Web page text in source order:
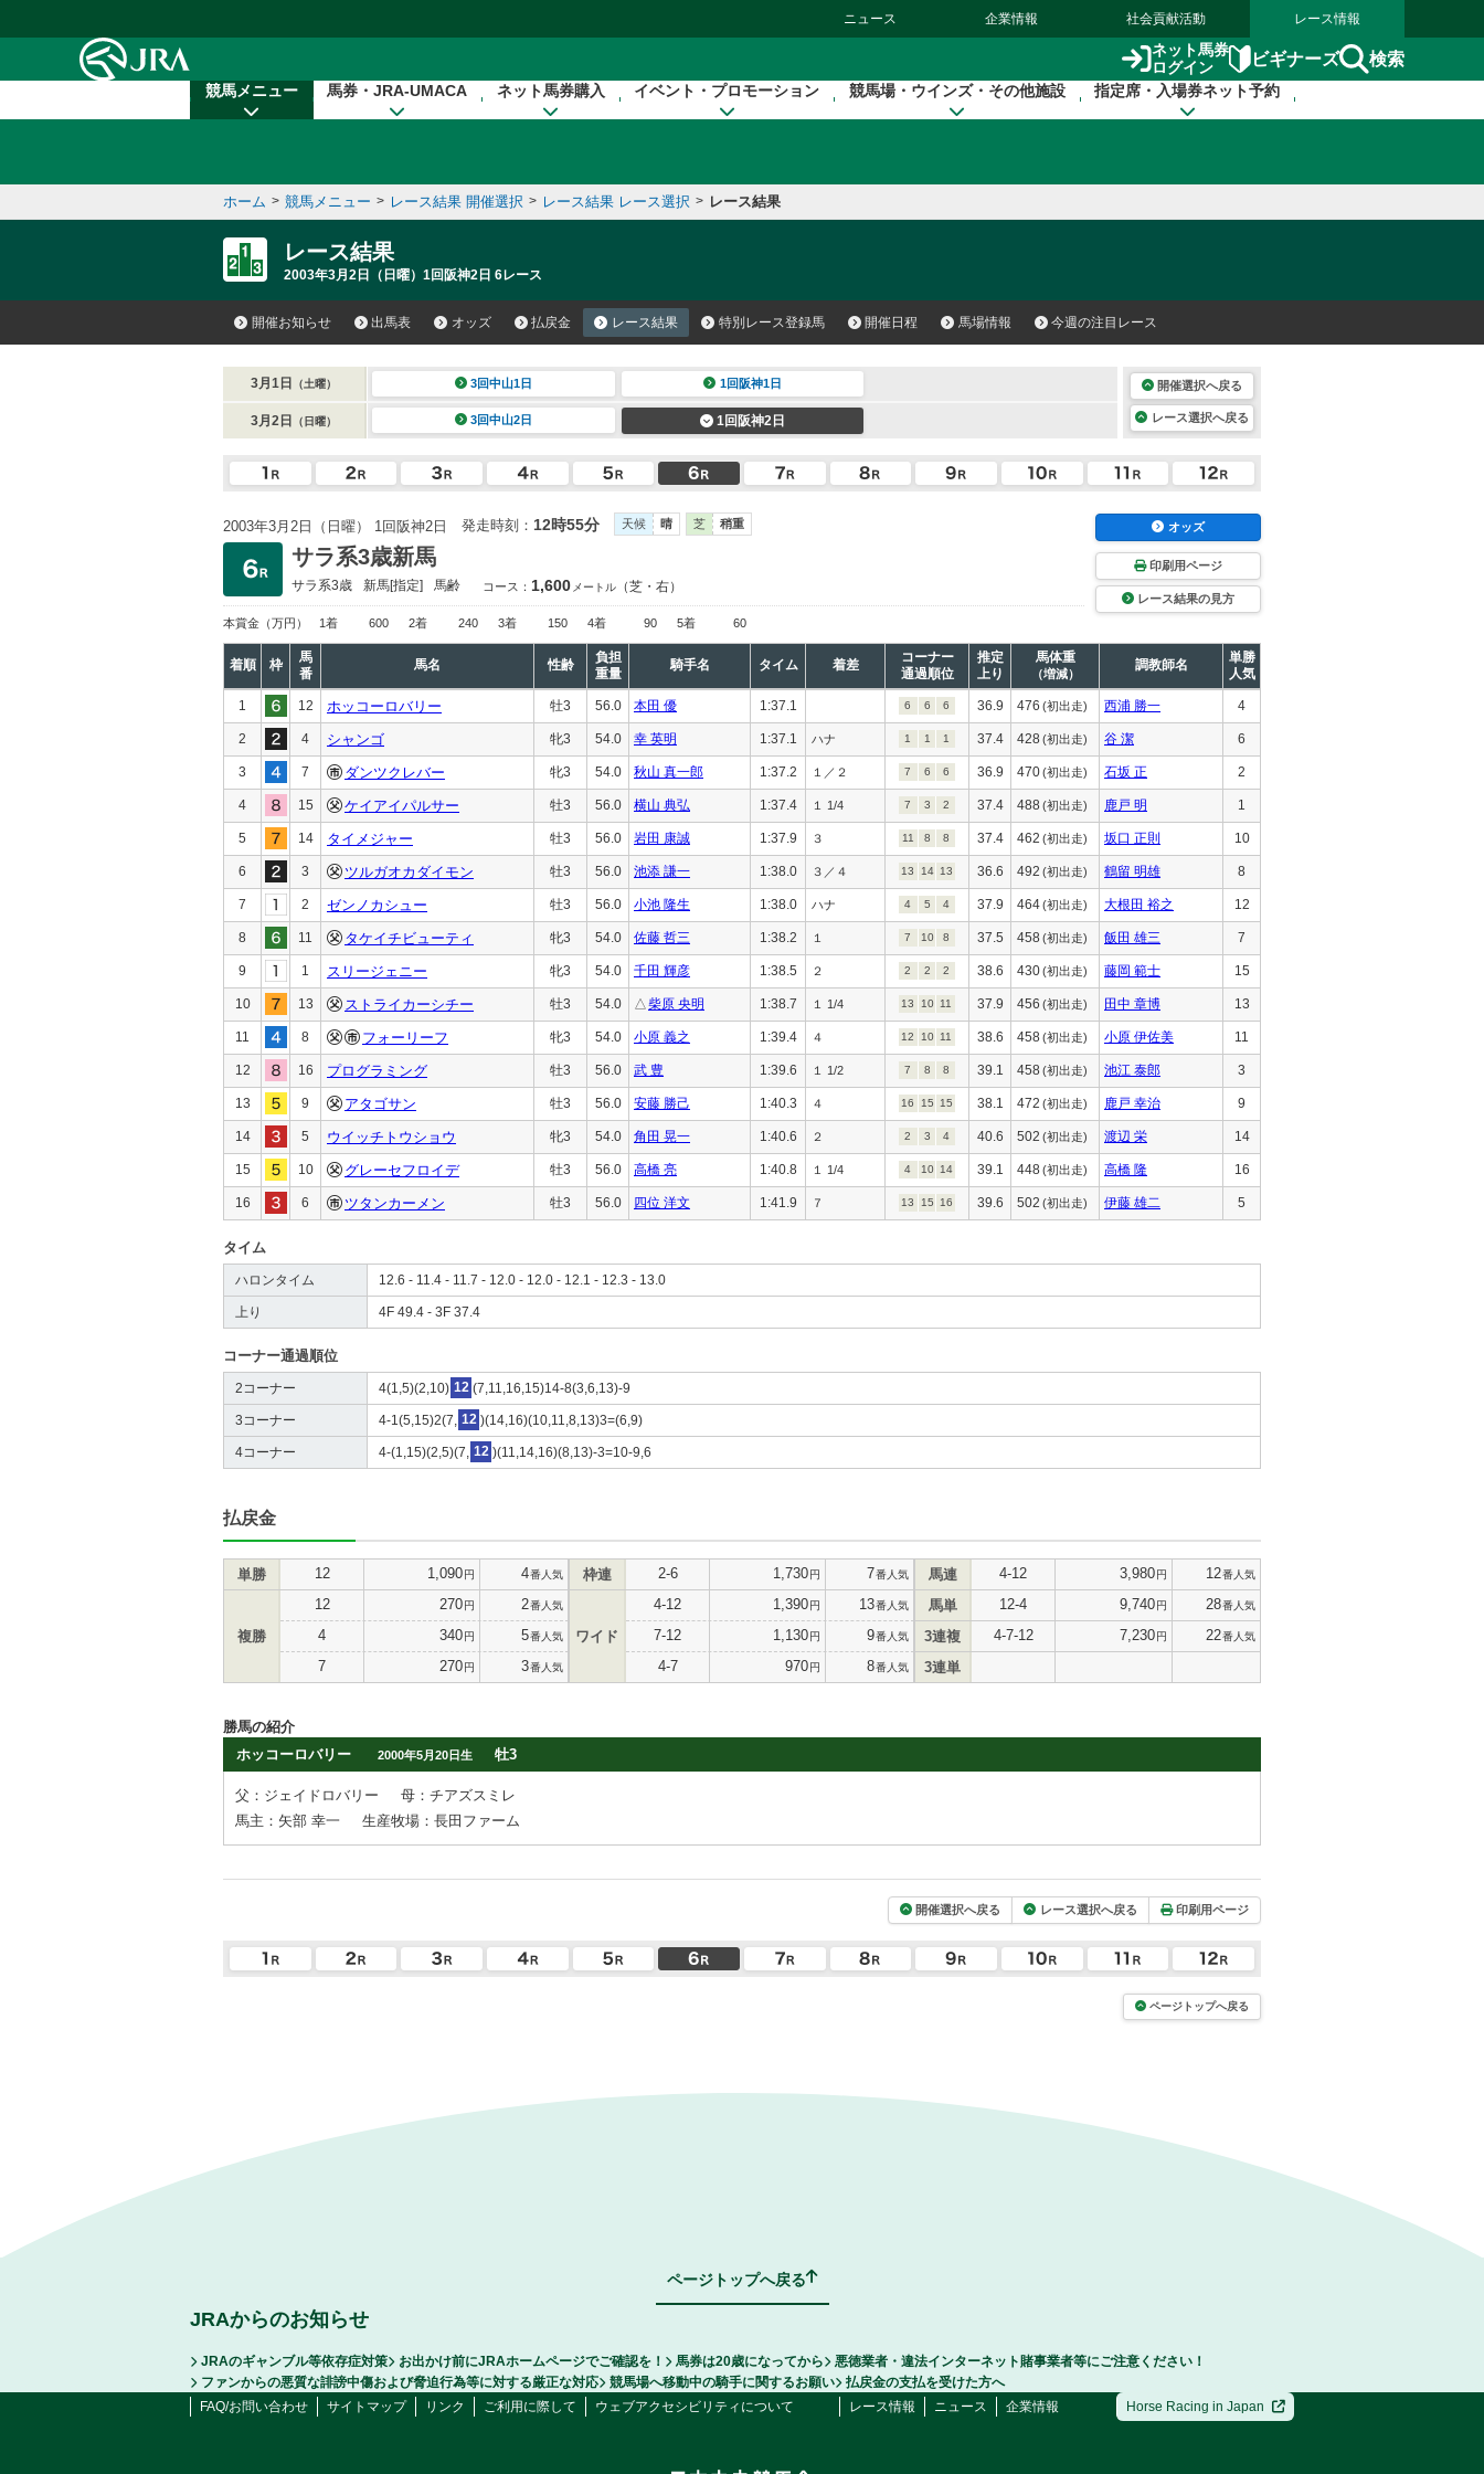
ニュース 企業情報 社会貢献活動 レース情報
ネット馬券
ログイン
ビギナーズ 検索
競馬メニュー 馬券・JRA-UMACA ネット馬券購入 イベント・プロモーション 競馬場・ウインズ・その他施設 指定席・入場券ネット予約
ホーム > 競馬メニュー > レース結果 開催選択 > レース結果 レース選択 > レース結果
レース結果
2003年3月2日（日曜）1回阪神2日 6レース
開催お知らせ 出馬表 オッズ 払戻金 レース結果 特別レース登録馬 開催日程 馬場情報 今週の注目レース
3月1日 （土曜） 3回中山1日 1回阪神1日
3月2日 （日曜） 3回中山2日 1回阪神2日
開催選択へ戻る
レース選択へ戻る
2003年3月2日（日曜） 1回阪神2日 発走時刻： 12時55分 天候 晴 芝 稍重
サラ系3歳新馬
サラ系3歳 新馬[指定] 馬齢 コース： 1,600 メートル （芝・右）
本賞金 （万円） 1着 600 2着 240 3着 150 4着 90 5着 60
オッズ
印刷用ページ
レース結果の見方
着順 枠
馬
番
馬名 性齢
負担
重量
騎手名 タイム 着差
コーナー
通過順位
推定
上り
馬体重
（増減）
調教師名
単勝
人気
1 12 ホッコーロバリー 牡3 56.0 本田 優 1:37.1 6 6 6 36.9 476 (初出走) 西浦 勝一 4
2 4 シャンゴ 牝3 54.0 幸 英明 1:37.1 ハナ 1 1 1 37.4 428 (初出走) 谷 潔 6
3 7 ダンツクレバー 牝3 54.0 秋山 真一郎 1:37.2 １／２ 7 6 6 36.9 470(初出走) 石坂 正 2
4 15 ケイアイパルサー 牡3 56.0 横山 典弘 1:37.4 １ 1/4 7 3 2 37.4 488 (初出走) 鹿戸 明 1
5 14 タイメジャー 牡3 56.0 岩田 康誠 1:37.9 ３ 11 8 8 37.4 462 (初出走) 坂口 正則 10
6 3 ツルガオカダイモン 牡3 56.0 池添 謙一 1:38.0 ３／４ 13 14 13 36.6 492 (初出走) 鶴留 明雄 8
7 2 ゼンノカシュー 牡3 56.0 小池 隆生 1:38.0 ハナ 4 5 4 37.9 464(初出走) 大根田 裕之 12
8 11 タケイチビューティ 牝3 54.0 佐藤 哲三 1:38.2 １ 7 10 8 37.5 458 (初出走) 飯田 雄三 7
9 1 スリージェニー 牝3 54.0 千田 輝彦 1:38.5 ２ 2 2 2 38.6 430(初出走) 藤岡 範士 15
10 13 ストライカーシチー 牡3 54.0 △柴原 央明 1:38.7 １ 1/4 13 10 11 37.9 456 (初出走) 田中 章博 13
11 8 フォーリーフ 牝3 54.0 小原 義之 1:39.4 ４ 12 10 11 38.6 458(初出走) 小原 伊佐美 11
12 16 プログラミング 牡3 56.0 武 豊 1:39.6 １ 1/2 7 8 8 39.1 458 (初出走) 池江 泰郎 3
13 9 アタゴサン 牡3 56.0 安藤 勝己 1:40.3 ４ 16 15 15 38.1 472 (初出走) 鹿戸 幸治 9
14 5 ウイッチトウショウ 牝3 54.0 角田 晃一 1:40.6 ２ 2 3 4 40.6 502 (初出走) 渡辺 栄 14
15 10 グレーセフロイデ 牡3 56.0 高橋 亮 1:40.8 １ 1/4 4 10 14 39.1 448(初出走) 高橋 隆 16
16 6 ツタンカーメン 牡3 56.0 四位 洋文 1:41.9 ７ 13 15 16 39.6 502 (初出走) 伊藤 雄二 5
タイム
ハロンタイム 12.6 - 11.4 - 11.7 - 12.0 - 12.0 - 12.1 - 12.3 - 13.0
上り 4F 49.4 - 3F 37.4
コーナー通過順位
2コーナー 4(1,5)(2,10) 12 (7,11,16,15)14-8(3,6,13)-9
3コーナー 4-1(5,15)2(7, 12 )(14,16)(10,11,8,13)3=(6,9)
4コーナー 4-(1,15)(2,5)(7, 12 )(11,14,16)(8,13)-3=10-9,6
払戻金
単勝 12 1,090円 4番人気
複勝
12 270円 2番人気
4 340円 5番人気
7 270円 3番人気
枠連 2-6 1,730円 7番人気
ワイド
4-12 1,390円 13番人気
7-12 1,130円 9番人気
4-7 970円 8番人気
馬連 4-12 3,980円 12番人気
馬単 12-4 9,740円 28番人気
3連複 4-7-12 7,230円 22番人気
3連単
勝馬の紹介
ホッコーロバリー
2000年5月20日生 牡3
父：ジェイドロバリー
母：チアズスミレ
馬主：矢部 幸一
生産牧場：長田ファーム
開催選択へ戻る レース選択へ戻る 印刷用ページ
ページトップへ戻る
ページトップへ戻る
JRAからのお知らせ
JRAのギャンブル等依存症対策 お出かけ前にJRAホームページでご確認を！ 馬券は20歳になってから
悪徳業者・違法インターネット賭事業者等にご注意ください！
ファンからの悪質な誹謗中傷および脅迫行為等に対する厳正な対応
競馬場へ移動中の騎手に関するお願い
払戻金の支払を受けた方へ
FAQ/お問い合わせ
サイトマップ リンク ご利用に際して ウェブアクセシビリティについて レース情報 ニュース 企業情報 Horse Racing in Japan